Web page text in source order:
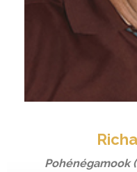
Pohénégamook